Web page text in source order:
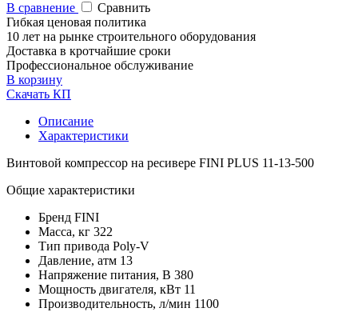
В сравнение
Сравнить
Гибкая ценовая политика
10 лет на рынке строительного оборудования
Доставка в кротчайшие сроки
Профессиональное обслуживание
В корзину
Скачать КП
Описание
Характеристики
Винтовой компрессор на ресивере FINI PLUS 11-13-500
Общие характеристики
Бренд FINI
Масса, кг 322
Тип привода Poly-V
Давление, атм 13
Напряжение питания, В 380
Мощность двигателя, кВт 11
Производительность, л/мин 1100